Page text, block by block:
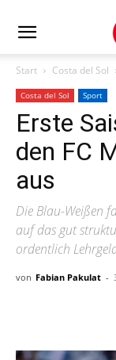
Start Costa del Sol
Costa del Sol Sport
Erste
den FC
aus
Die Blau-Weißen
auf das gut
ordentlich
von Fabian Pakulat -